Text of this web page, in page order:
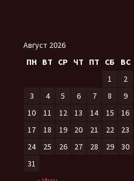
Август 2026
ПН
ВТ СР ЧТ ПТ СБ ВС
1
2
3
4 5 6 7 8
9
10
11 12 13 14 15
16
17
18 19 20 21 22
23
24
25 26 27 28 29
30
31